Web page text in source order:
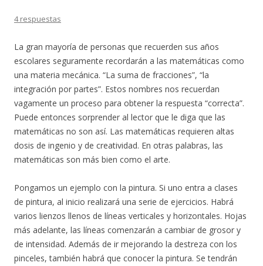
4 respuestas
La gran mayoría de personas que recuerden sus años
escolares seguramente recordarán a las matemáticas como
una materia mecánica. “La suma de fracciones”, “la
integración por partes”. Estos nombres nos recuerdan
vagamente un proceso para obtener la respuesta “correcta”.
Puede entonces sorprender al lector que le diga que las
matemáticas no son así. Las matemáticas requieren altas
dosis de ingenio y de creatividad. En otras palabras, las
matemáticas son más bien como el arte.
Pongamos un ejemplo con la pintura. Si uno entra a clases
de pintura, al inicio realizará una serie de ejercicios. Habrá
varios lienzos llenos de líneas verticales y horizontales. Hojas
más adelante, las líneas comenzarán a cambiar de grosor y
de intensidad. Además de ir mejorando la destreza con los
pinceles, también habrá que conocer la pintura. Se tendrán